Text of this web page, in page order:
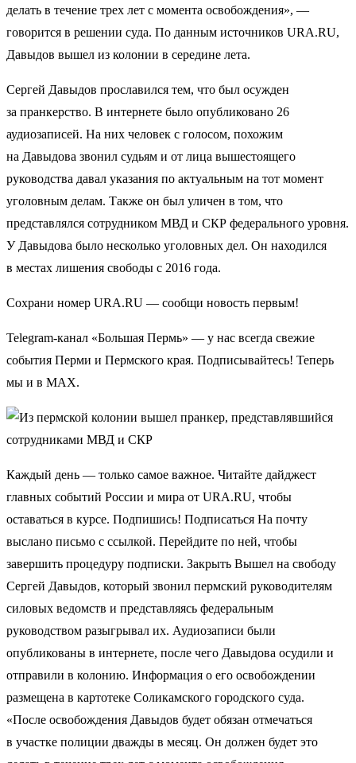
делать в течение трех лет с момента освобождения», —
говорится в решении суда. По данным источников URA.RU,
Давыдов вышел из колонии в середине лета.
Сергей Давыдов прославился тем, что был осужден
за пранкерство. В интернете было опубликовано 26
аудиозаписей. На них человек с голосом, похожим
на Давыдова звонил судьям и от лица вышестоящего
руководства давал указания по актуальным на тот момент
уголовным делам. Также он был уличен в том, что
представлялся сотрудником МВД и СКР федерального уровня.
У Давыдова было несколько уголовных дел. Он находился
в местах лишения свободы с 2016 года.
Сохрани номер URA.RU — сообщи новость первым!
Telegram-канал «Большая Пермь» — у нас всегда свежие
события Перми и Пермского края. Подписывайтесь! Теперь
мы и в MAX.
Каждый день — только самое важное. Читайте дайджест
главных событий России и мира от URA.RU, чтобы
оставаться в курсе. Подпишись! Подписаться На почту
выслано письмо с ссылкой. Перейдите по ней, чтобы
завершить процедуру подписки. Закрыть Вышел на свободу
Сергей Давыдов, который звонил пермский руководителям
силовых ведомств и представляясь федеральным
руководством разыгрывал их. Аудиозаписи были
опубликованы в интернете, после чего Давыдова осудили и
отправили в колонию. Информация о его освобождении
размещена в картотеке Соликамского городского суда.
«После освобождения Давыдов будет обязан отмечаться
в участке полиции дважды в месяц. Он должен будет это